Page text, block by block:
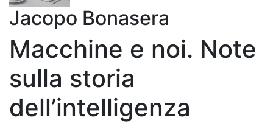
Jacopo Bonasera
Macchine e noi. Note
sulla storia
dell’intelligenza